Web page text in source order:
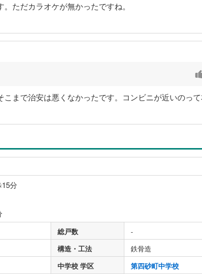
ただカラオケが無かったですね。
まで治安は悪くなかったです。コンビニが近いのって
分
総戸数
-
構造・工法
鉄骨造
中学校 学区 第四砂町中学校